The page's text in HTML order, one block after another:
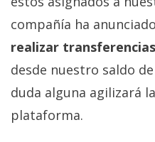
Más
temas
Sorteos
Foros
compañía ha
realizar
desde nuestro saldo
duda alguna agilizará
plataforma.